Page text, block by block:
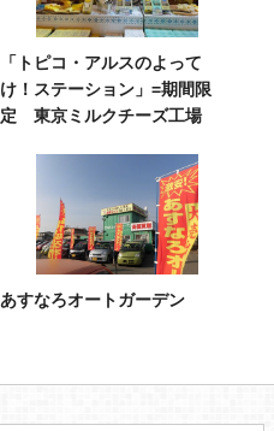
「トピコ・アルスのよって
け！ステーション」=期間限
定 東京ミルクチーズ工場
あすなろオートガーデン